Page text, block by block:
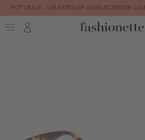
HOT DEALS: -10% EXTRA OP GESELECTEERDE
FINAL SALE | TOT -80%